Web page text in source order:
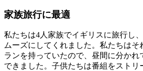
家族旅行に最適
私たちは4人家族でイギリスに旅行し
ムーズにしてくれました。私たちはそ
ランを持っていたので、昼間に分かれ
できました。子供たちは番組をストリ